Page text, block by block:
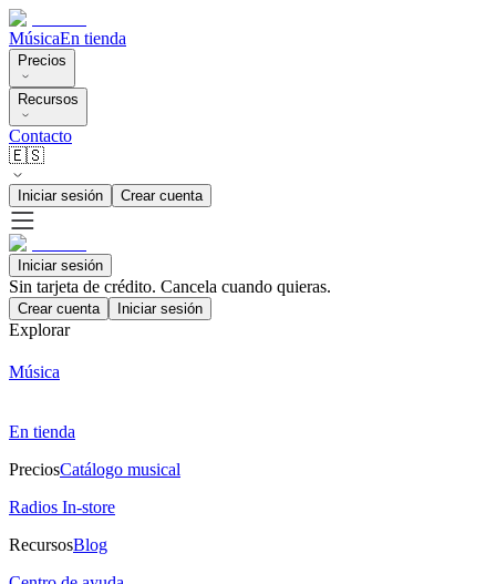
MúsicaEn tienda
Precios
Recursos
Contacto
🇪🇸
Iniciar sesión Crear cuenta
Iniciar sesión
Sin tarjeta de crédito. Cancela cuando quieras.
Crear cuenta Iniciar sesión
Explorar
Música
En tienda
PreciosCatálogo musical
Radios In-store
RecursosBlog